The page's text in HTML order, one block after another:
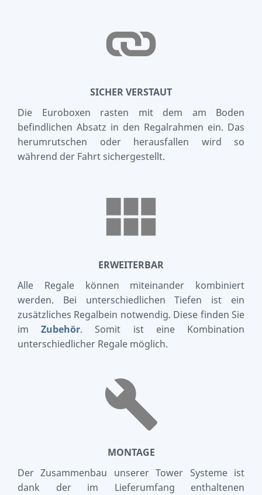
SICHER VERSTAUT
Die Euroboxen rasten mit dem am Boden
befindlichen Absatz in den Regalrahmen ein. Das
herumrutschen oder herausfallen wird so
während der Fahrt sichergestellt.
ERWEITERBAR
Alle Regale können miteinander kombiniert
werden. Bei unterschiedlichen Tiefen ist ein
zusätzliches Regalbein notwendig. Diese finden Sie
imZubehör. Somit ist eine Kombination
unterschiedlicher Regale möglich.
MONTAGE
Der Zusammenbau unserer Tower Systeme ist
dank der im Lieferumfang enthaltenen